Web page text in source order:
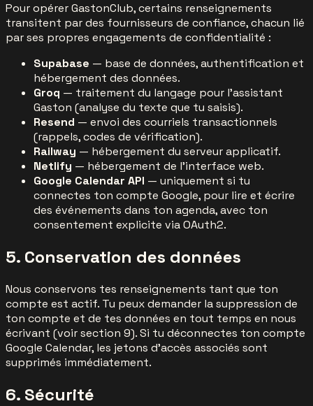
Pour opérer GastonClub, certains renseignements
transitent par des fournisseurs de confiance, chacun lié
par ses propres engagements de confidentialité :
Supabase — base de données, authentification et
hébergement des données.
Groq — traitement du langage pour l'assistant
Gaston (analyse du texte que tu saisis).
Resend — envoi des courriels transactionnels
(rappels, codes de vérification).
Railway — hébergement du serveur applicatif.
Netlify — hébergement de l'interface web.
Google Calendar API — uniquement si tu
connectes ton compte Google, pour lire et écrire
des événements dans ton agenda, avec ton
consentement explicite via OAuth2.
5. Conservation des données
Nous conservons tes renseignements tant que ton
compte est actif. Tu peux demander la suppression de
ton compte et de tes données en tout temps en nous
écrivant (voir section 9). Si tu déconnectes ton compte
Google Calendar, les jetons d'accès associés sont
supprimés immédiatement.
6. Sécurité